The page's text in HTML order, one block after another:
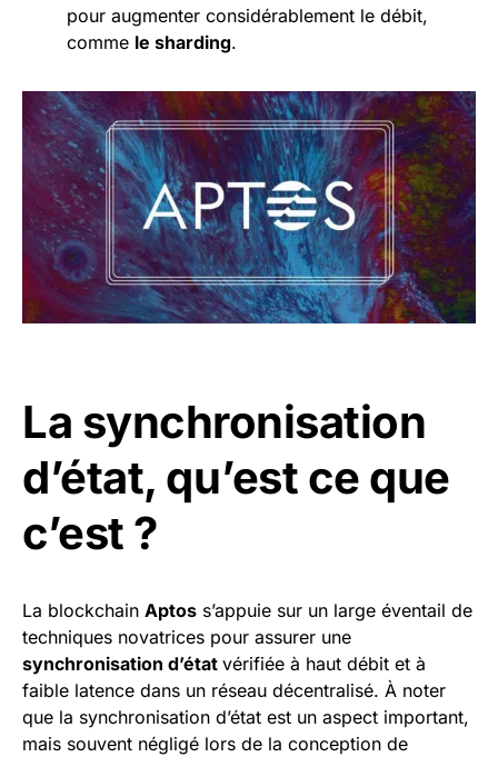
pour augmenter considérablement le débit,
comme le sharding.
La synchronisation
d’état, qu’est ce que
c’est ?
La blockchain Aptos s’appuie sur un large éventail de
techniques novatrices pour assurer une
synchronisation d’état vérifiée à haut débit et à
faible latence dans un réseau décentralisé. À noter
que la synchronisation d’état est un aspect important,
mais souvent négligé lors de la conception de